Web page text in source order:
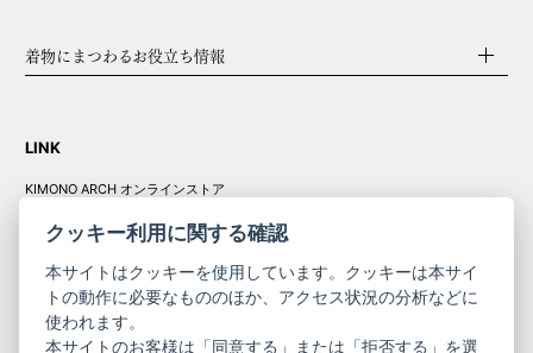
着物にまつわるお役立ち情報
LINK
KIMONO ARCH オンラインストア
きものやまと振
クッキー利用に関する確認
本サイトはクッキーを使用しています。クッキーは本サイ
トの動作に必要なもののほか、アクセス状況の分析などに
使われます。
本サイトのお客様は「同意する」または「拒否する」を選